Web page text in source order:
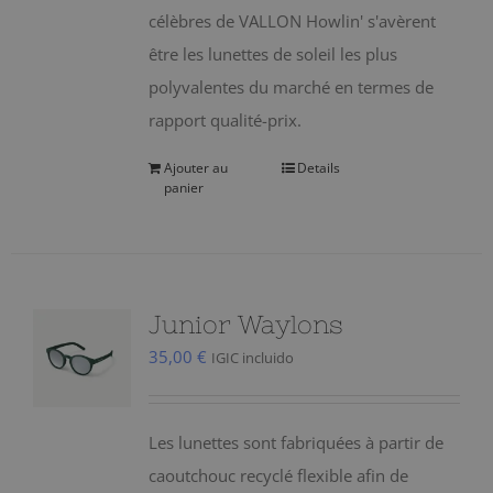
célèbres de VALLON Howlin' s'avèrent
être les lunettes de soleil les plus
polyvalentes du marché en termes de
rapport qualité-prix.
Ajouter au
panier
Details
Junior Waylons
35,00 € IGIC incluido
Les lunettes sont fabriquées à partir de
caoutchouc recyclé flexible afin de